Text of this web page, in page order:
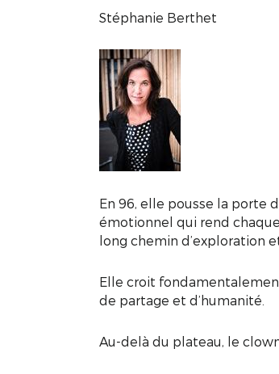
Stéphanie Berthet
En 96, elle pousse la porte
émotionnel qui rend
long chemin d’exploration
Elle croit
de partage et d’humanité.
Au-delà du plateau, le